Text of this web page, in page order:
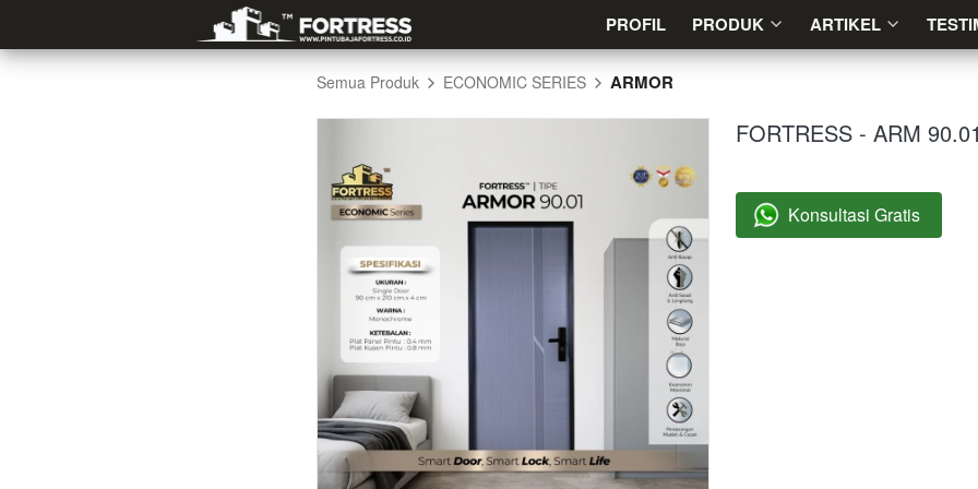
PROFIL PRODUK ARTIKEL
PROFIL PRODUK ARTIKEL
Semua Produk ECONOMIC SERIES ARMOR
FORTRESS - ARM 90.01
` Konsultasi Gratis